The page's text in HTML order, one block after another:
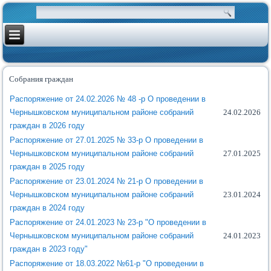
Собрания граждан
Распоряжение от 24.02.2026 № 48 -р О проведении в
Чернышковском муниципальном районе собраний
граждан в 2026 году
24.02.2026
Распоряжение от 27.01.2025 № 33-р О проведении в
Чернышковском муниципальном районе собраний
граждан в 2025 году
27.01.2025
Распоряжение от 23.01.2024 № 21-р О проведении в
Чернышковском муниципальном районе собраний
граждан в 2024 году
23.01.2024
Распоряжение от 24.01.2023 № 23-р "О проведении в
Чернышковском муниципальном районе собраний
граждан в 2023 году"
24.01.2023
Распоряжение от 18.03.2022 №61-р "О проведении в